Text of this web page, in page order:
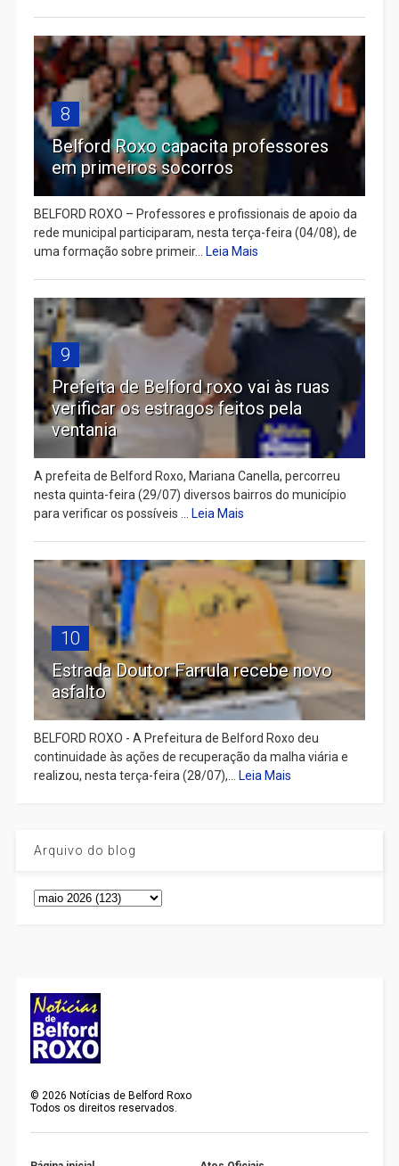
8
Belford Roxo capacita professores
em primeiros socorros
BELFORD ROXO – Professores e profissionais de apoio da
rede municipal participaram, nesta terça-feira (04/08), de
uma formação sobre primeir... Leia Mais
9
Prefeita de Belford roxo vai às ruas
verificar os estragos feitos pela
ventania
A prefeita de Belford Roxo, Mariana Canella, percorreu
nesta quinta-feira (29/07) diversos bairros do município
para verificar os possíveis ... Leia Mais
10
Estrada Doutor Farrula recebe novo
asfalto
BELFORD ROXO - A Prefeitura de Belford Roxo deu
continuidade às ações de recuperação da malha viária e
realizou, nesta terça-feira (28/07),... Leia Mais
Arquivo do blog
© 2026 Notícias de Belford Roxo
Todos os direitos reservados.